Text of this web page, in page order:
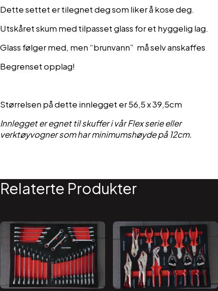
Dette settet er tilegnet deg som liker å kose deg.
Utskåret skum med tilpasset glass for et hyggelig lag.
Glass følger med, men “brunvann” må selv anskaffes
Begrenset opplag!
Størrelsen på dette innlegget er 56,5 x 39,5cm
Innlegget er egnet til skuffer i vår Flex serie eller
verktøyvogner som har minimumshøyde på 12cm.
Relaterte Produkter